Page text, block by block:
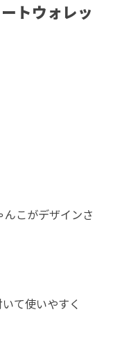
トウォレッ
こがデザインさ
て使いやすく